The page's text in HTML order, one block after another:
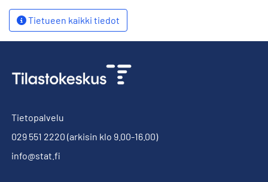
Tietueen kaikki tiedot
Tietopalvelu
029 551 2220 (arkisin klo 9.00-16.00)
info@stat.fi